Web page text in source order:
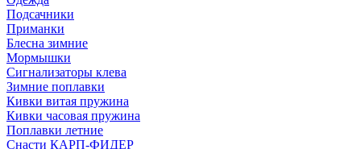
Подсачники
Приманки
Блесна зимние
Мормышки
Сигнализаторы клева
Зимние поплавки
Кивки витая пружина
Кивки часовая пружина
Поплавки летние
Снасти КАРП-ФИДЕР